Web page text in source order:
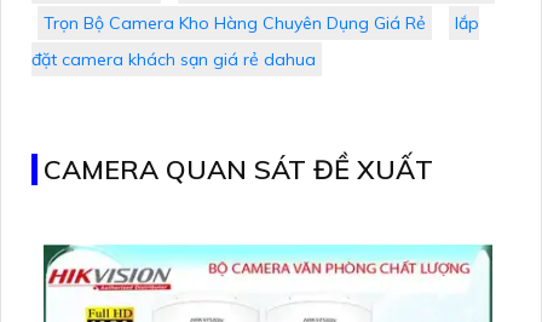
Trọn Bộ Camera Kho Hàng Chuyên Dụng Giá Rẻ
lắp
đặt camera khách sạn giá rẻ dahua
CAMERA QUAN SÁT ĐỀ XUẤT